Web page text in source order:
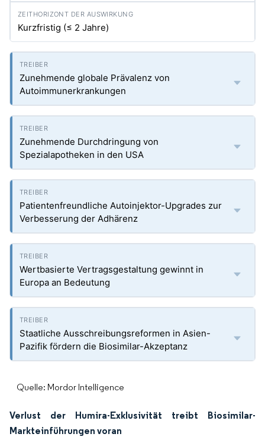
Kurzfristig (≤ 2 Jahre)
Zunehmende globale Prävalenz von
Autoimmunerkrankungen
Zunehmende Durchdringung von
Spezialapotheken in den USA
Patientenfreundliche Autoinjektor-Upgrades zur
Verbesserung der Adhärenz
Wertbasierte Vertragsgestaltung gewinnt in
Europa an Bedeutung
Staatliche Ausschreibungsreformen in Asien-
Pazifik fördern die Biosimilar-Akzeptanz
Quelle: Mordor Intelligence
Verlust der Humira-Exklusivität treibt Biosimilar-
Markteinführungen voran